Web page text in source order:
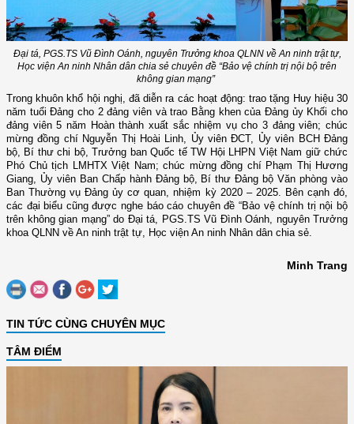
Đại tá, PGS.TS Vũ Đình Oánh, nguyên Trưởng khoa QLNN về An ninh trật tự,
Học viện An ninh Nhân dân chia sẻ chuyên đề “Bảo vệ chính trị nội bộ trên
không gian mạng”
Trong khuôn khổ hội nghị, đã diễn ra các hoạt động: trao tặng Huy hiệu 30
năm tuổi Đảng cho 2 đảng viên và trao Bằng khen của Đảng ủy Khối cho
đảng viên 5 năm Hoàn thành xuất sắc nhiệm vụ cho 3 đảng viên; chúc
mừng đồng chí Nguyễn Thị Hoài Linh, Ủy viên ĐCT, Ủy viên BCH Đảng
bộ, Bí thư chi bộ, Trưởng ban Quốc tế TW Hội LHPN Việt Nam giữ chức
Phó Chủ tịch LMHTX Việt Nam; chúc mừng đồng chí Phạm Thị Hương
Giang, Ủy viên Ban Chấp hành Đảng bộ, Bí thư Đảng bộ Văn phòng vào
Ban Thường vụ Đảng ủy cơ quan, nhiệm kỳ 2020 – 2025. Bên cạnh đó,
các đại biểu cũng được nghe báo cáo chuyên đề “Bảo vệ chính trị nội bộ
trên không gian mạng” do Đại tá, PGS.TS Vũ Đình Oánh, nguyên Trưởng
khoa QLNN về An ninh trật tự, Học viện An ninh Nhân dân chia sẻ.
Minh Trang
TIN TỨC CÙNG CHUYÊN MỤC
TÂM ĐIỂM